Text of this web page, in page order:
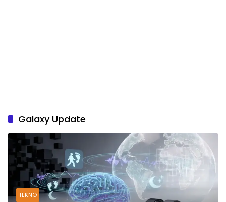
Galaxy Update
TEKNO